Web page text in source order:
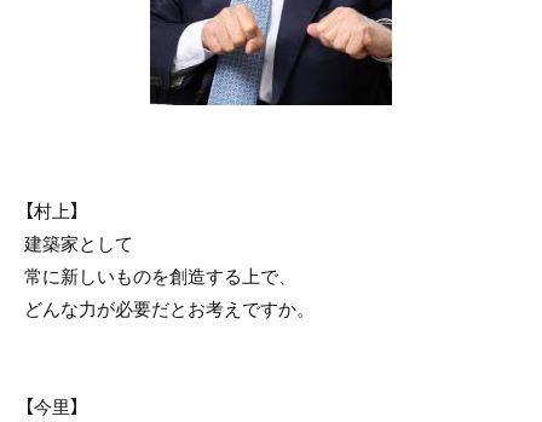
【村上】
建築家として
常に新しいものを創造する上で、
どんな力が必要だとお考えですか。
【今里】